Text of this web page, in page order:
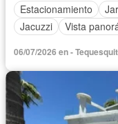
Estacionamiento
Jacuzzi
Vista
06/07/2026 en -